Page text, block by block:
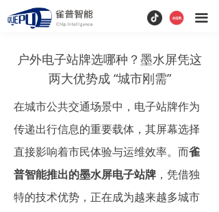
끀
户外电子站牌选哪种？墨水屏凭这
两大优势成 “城市刚需”
在城市公共交通场景中，电子站牌作为
传递出行信息的重要载体，其屏幕选择
直接影响着市民体验与运维效率。而雀
普智能推出的墨水屏电子站牌 ，凭借独
特的技术优势，正在成为越来越多城市